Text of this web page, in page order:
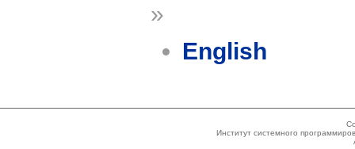
»
English
Институт системного